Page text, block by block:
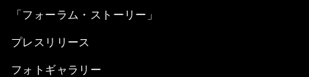
「フォーラム・ストーリー」
プレスリリース
フォトギャラリー